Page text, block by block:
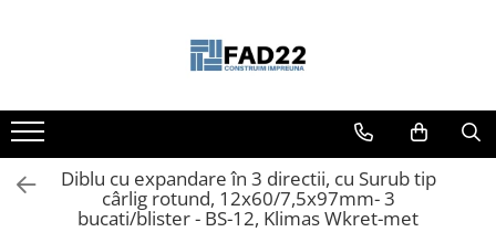
Materiale de constructii
Termoizolatii
Vata minerala
Polistiren
Diblu cu expandare în 3 directii, cu Surub tip
cârlig rotund, 12x60/7,5x97mm- 3
bucati/blister - BS-12, Klimas Wkret-met